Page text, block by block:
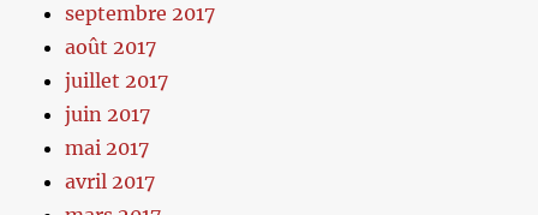
septembre 2017
août 2017
juillet 2017
juin 2017
mai 2017
avril 2017